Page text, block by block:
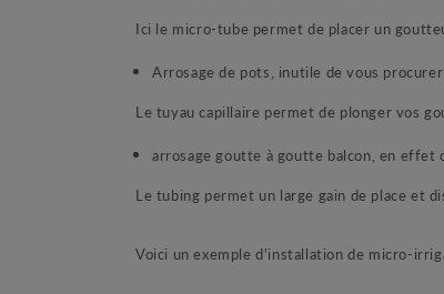
Ici le micro-tube permet de placer un
Arrosage de pots, inutile de vous
Le tuyau capillaire permet de plonger vos
arrosage goutte à goutte balcon, en effet
Le tubing permet un large gain de place et
Voici un exemple d'installation de micro-